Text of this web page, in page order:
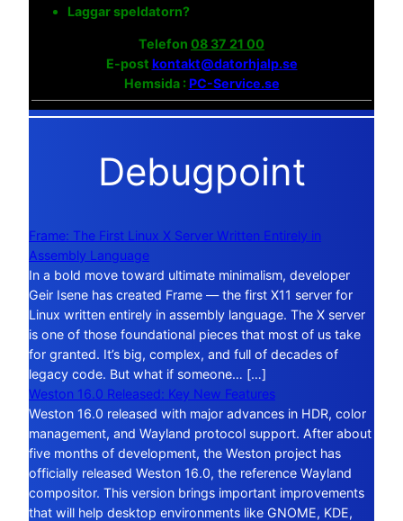
Laggar speldatorn?
Telefon 08 37 21 00
E-post kontakt@datorhjalp.se
Hemsida :PC-Service.se
Debugpoint
Frame: The First Linux X Server Written Entirely in
Assembly Language
In a bold move toward ultimate minimalism, developer
Geir Isene has created Frame — the first X11 server for
Linux written entirely in assembly language. The X server
is one of those foundational pieces that most of us take
for granted. It’s big, complex, and full of decades of
legacy code. But what if someone… […]
Weston 16.0 Released: Key New Features
Weston 16.0 released with major advances in HDR, color
management, and Wayland protocol support. After about
five months of development, the Weston project has
officially released Weston 16.0, the reference Wayland
compositor. This version brings important improvements
that will help desktop environments like GNOME, KDE,